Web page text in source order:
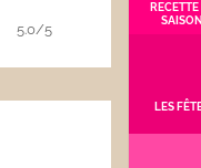
5.0/5
RECETTE
SAISON
LES